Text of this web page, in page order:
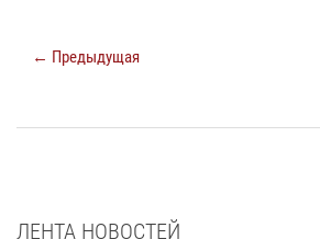
← Предыдущая
ЛЕНТА НОВОСТЕЙ